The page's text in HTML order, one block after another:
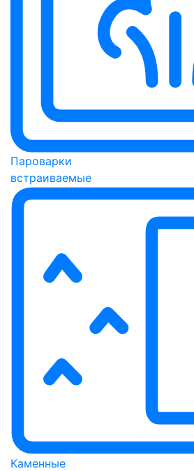
Пароварки
встраиваемые
Каменные